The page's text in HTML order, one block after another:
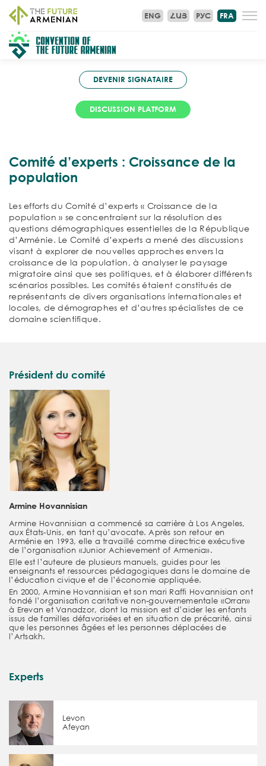
FRA
ENG ՀԱՅ РУС
DEVENIR SIGNATAIRE
DISCUSSION PLATFORM
Comité d’experts : Croissance de la
population
Les efforts du Comité d’experts « Croissance de la
population » se concentraient sur la résolution des
questions démographiques essentielles de la République
d’Arménie. Le Comité d’experts a mené des discussions
visant à explorer de nouvelles approches envers la
croissance de la population, à analyser le paysage
migratoire ainsi que ses politiques, et à élaborer différents
scénarios possibles. Les comités étaient constitués de
représentants de divers organisations internationales et
locales, de démographes et d’autres spécialistes de ce
domaine scientifique.
Président du comité
Armine Hovannisian
Armine Hovannisian a commencé sa carrière à Los Angeles,
aux États-Unis, en tant qu’avocate. Après son retour en
Arménie en 1993, elle a travaillé comme directrice exécutive
de l’organisation «Junior Achievement of Armenia».
Elle est l’auteure de plusieurs manuels, guides pour les
enseignants et ressources pédagogiques dans le domaine de
l’éducation civique et de l’économie appliquée.
En 2000, Armine Hovannisian et son mari Raffi Hovannisian ont
fondé l’organisation caritative non-gouvernementale «Orran»
à Erevan et Vanadzor, dont la mission est d’aider les enfants
issus de familles défavorisées et en situation de précarité, ainsi
que les personnes âgées et les personnes déplacées de
l’Artsakh.
Experts
Levon
Afeyan